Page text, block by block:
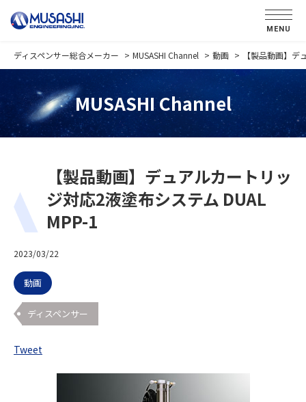
MENU
ディスペンサー総合メーカー MUSASHI Channel 動画 【製品動画】
MUSASHI Channel
【製品動画】デュアルカートリッ
ジ対応2液塗布システム DUAL
MPP-1
2023/03/22
動画
ディスペンサー
Tweet